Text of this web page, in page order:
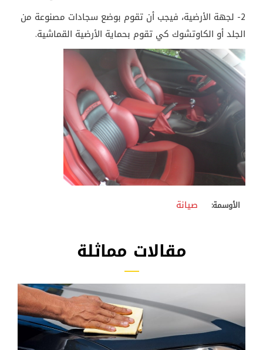
2- لجهة الأرضية، فيجب أن تقوم بوضع سجادات مصنوعة من
الجلد أو الكاوتشوك كي تقوم بحماية الأرضية القماشية.
الأوسمة: صيانة
مقالات مماثلة